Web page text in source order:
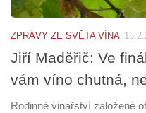
ZPRÁVY ZE SVĚTA VÍNA
Jiří Maděřič: Ve
vám víno chutná,
Rodinné vinařství založené